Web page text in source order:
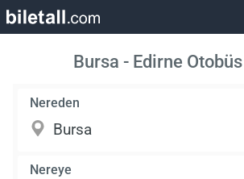
Bursa - Edirne
Nereden
Nereye